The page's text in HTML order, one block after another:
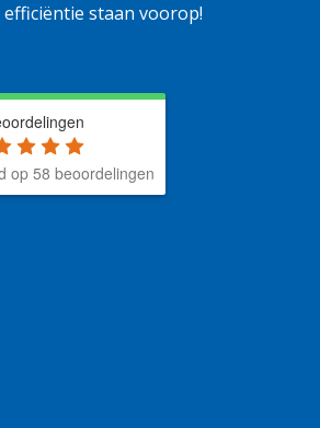
staan voorop!
op 58 beoordelingen